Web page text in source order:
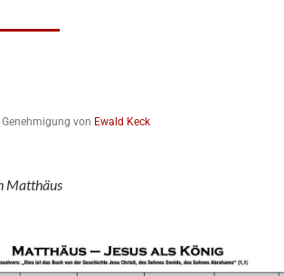
von Ewald Keck
Matthäus